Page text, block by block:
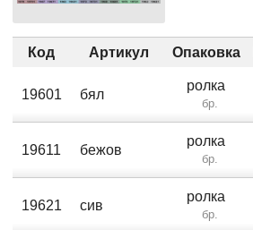
Код Артикул Опаковка
19601 бял
ролка
бр.
19611 бежов
ролка
бр.
19621 сив
ролка
бр.